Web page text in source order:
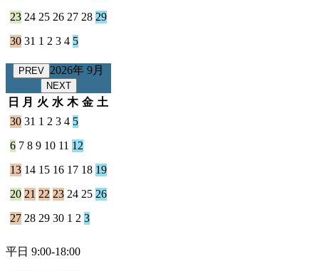
23 24 25 26 27 28 29
30 31 1 2 3 4 5
PREV 2026年 9月
NEXT
日 月 火 水 木 金 土
30 31 1 2 3 4 5
6 7 8 9 10 11 12
13 14 15 16 17 18 19
20 21 22 23 24 25 26
27 28 29 30 1 2 3
平日 9:00-18:00